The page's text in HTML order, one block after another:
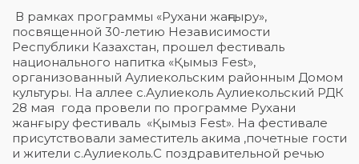
В рамках программы «Рухани жаңғыру»,
посвященной 30-летию Независимости
Республики Казахстан, прошел фестиваль
национального напитка «Қымыз Fest»,
организованный Аулиекольским районным Домом
культуры. На аллее с.Аулиеколь Аулиекольский РДК
28 мая года провели по программе Рухани
жанғыру фестиваль «Қымыз Fest». На фестивале
присутствовали заместитель акима ,почетные гости
и жители с.Аулиеколь.С поздравительной речью